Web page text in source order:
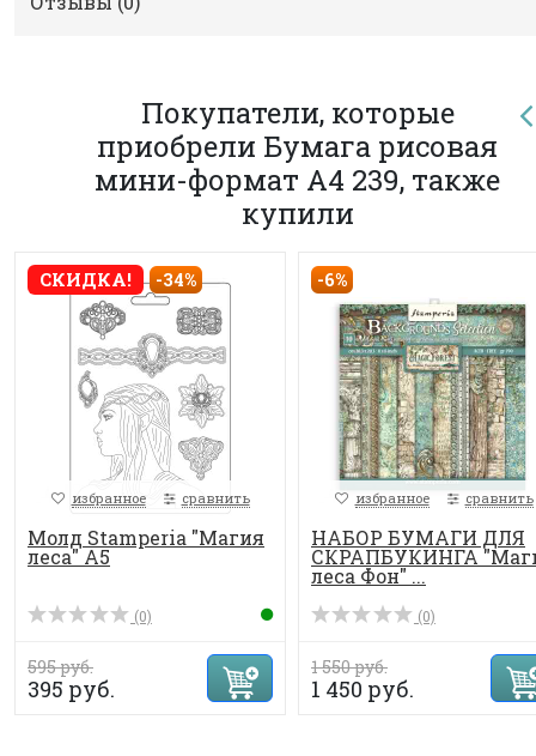
Покупатели, которые
приобрели Бумага рисовая
мини-формат A4 239, также
купили
СКИДКА! -34%
избранное сравнить
Молд Stamperia "Магия
леса" А5
(0)
595 руб.
395 руб.
-6%
избранное сравнить
НАБОР БУМАГИ ДЛЯ
СКРАПБУКИНГА
леса Фон" ...
(0)
1 550 руб.
1 450 руб.